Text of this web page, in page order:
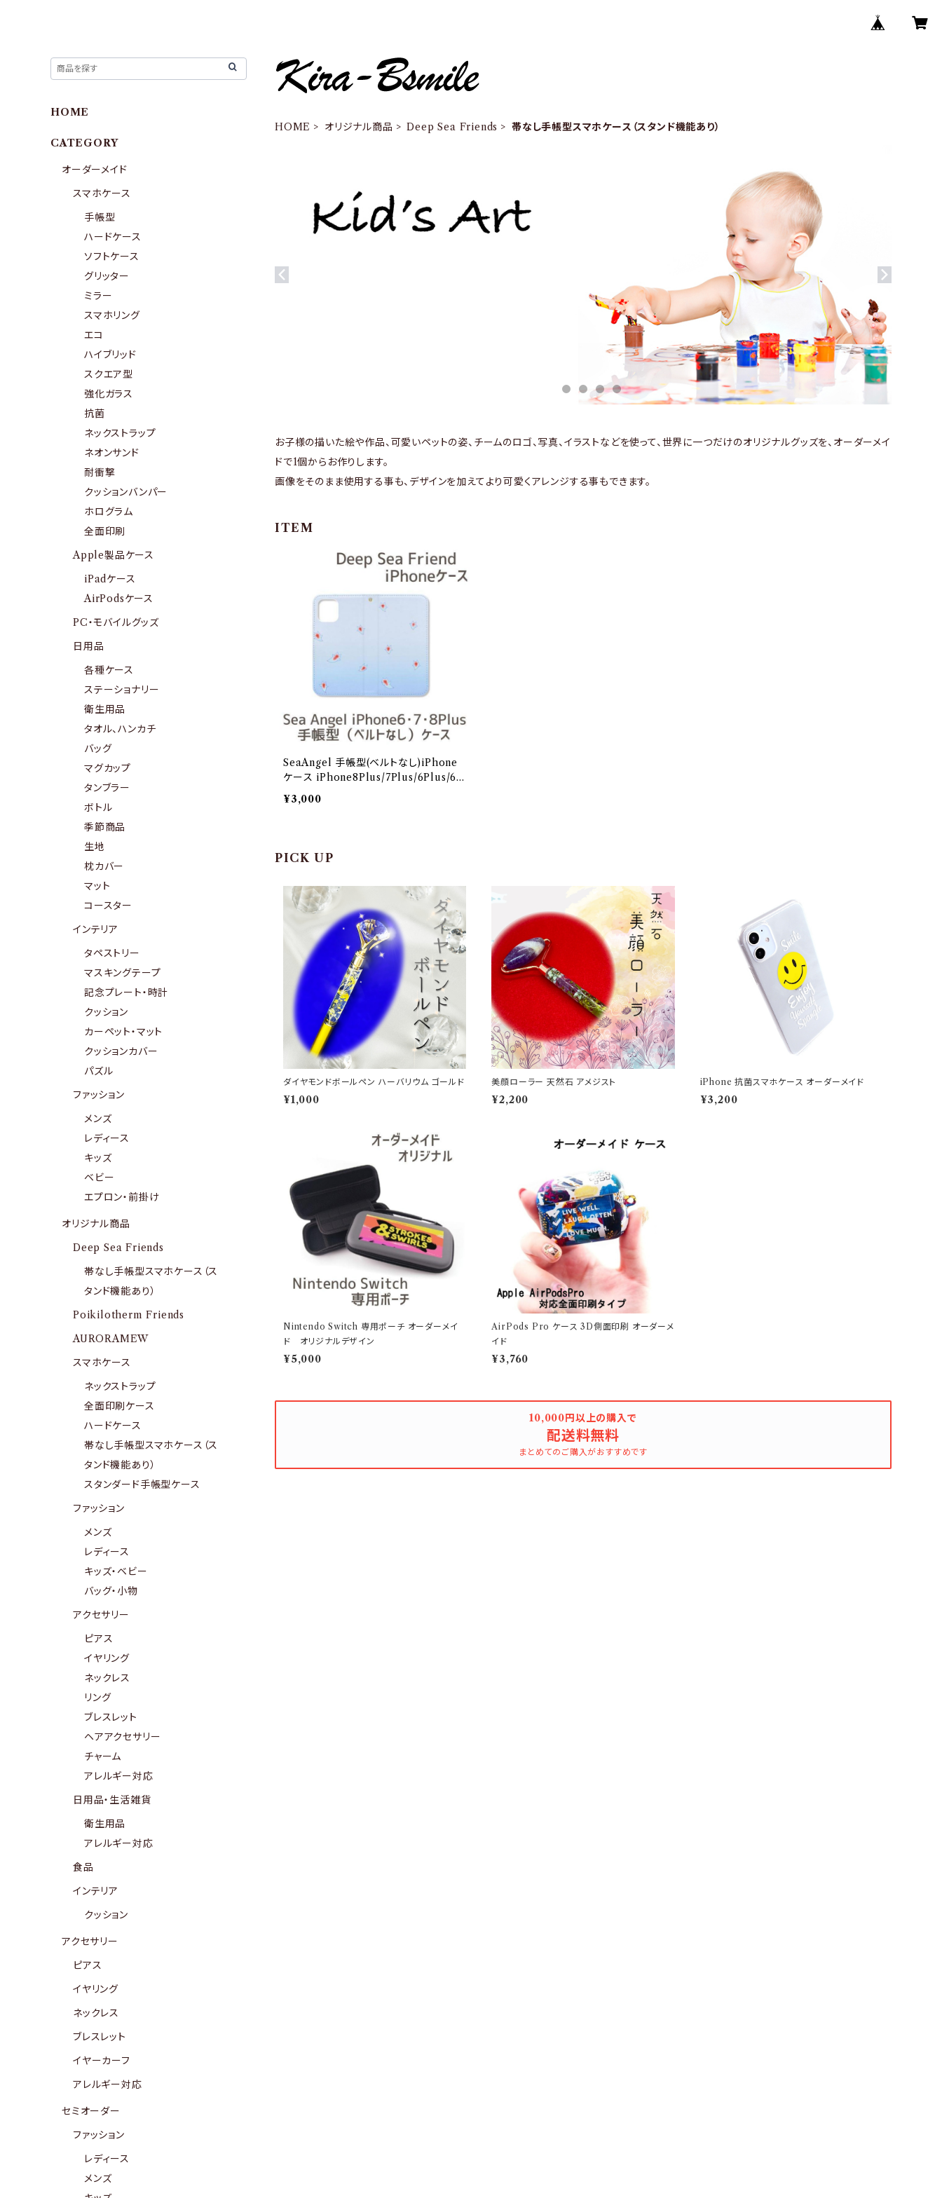
HOME オリジナル商品 Deep Sea Friends 帯なし手帳型スマホケース（スタンド機能あり）
お子様の描いた絵や作品、可愛いペットの姿、チームのロゴ、写真、イラストなどを使って、世界に一つだけのオリジナルグッズを、オーダーメイ
ドで1個からお作りします。
画像をそのまま使用する事も、デザインを加えてより可愛くアレンジする事もできます。
ITEM
SeaAngel 手帳型(ベルトなし)iPhone
ケース iPhone8Plus/7Plus/6Plus/6s
Plus 【Deep Sea Friends】
¥3,000
PICK UP
ダイヤモンドボールペン ハーバリウム ゴールド
¥1,000
美顔ローラー 天然石 アメジスト
¥2,200
iPhone 抗菌スマホケース オーダーメイド
¥3,200
Nintendo Switch 専用ポーチ オーダーメイ
ド オリジナルデザイン
¥5,000
AirPods Pro ケース 3D側面印刷 オーダーメ
イド
¥3,760
10,000円以上の購入で
配送料無料
まとめてのご購入がおすすめです
HOME
CATEGORY
オーダーメイド
スマホケース
手帳型
ハードケース
ソフトケース
グリッター
ミラー
スマホリング
エコ
ハイブリッド
スクエア型
強化ガラス
抗菌
ネックストラップ
ネオンサンド
耐衝撃
クッションバンパー
ホログラム
全面印刷
Apple製品ケース
iPadケース
AirPodsケース
PC・モバイルグッズ
日用品
各種ケース
ステーショナリー
衛生用品
タオル、ハンカチ
バッグ
マグカップ
タンブラー
ボトル
季節商品
生地
枕カバー
マット
コースター
インテリア
タペストリー
マスキングテープ
記念プレート・時計
クッション
カーペット・マット
クッションカバー
パズル
ファッション
メンズ
レディース
キッズ
ベビー
エプロン・前掛け
オリジナル商品
Deep Sea Friends
帯なし手帳型スマホケース（ス
タンド機能あり）
Poikilotherm Friends
AURORAMEW
スマホケース
ネックストラップ
全面印刷ケース
ハードケース
帯なし手帳型スマホケース（ス
タンド機能あり）
スタンダード手帳型ケース
ファッション
メンズ
レディース
キッズ・ベビー
バッグ・小物
アクセサリー
ピアス
イヤリング
ネックレス
リング
ブレスレット
ヘアアクセサリー
チャーム
アレルギー対応
日用品・生活雑貨
衛生用品
アレルギー対応
食品
インテリア
クッション
アクセサリー
ピアス
イヤリング
ネックレス
ブレスレット
イヤーカーフ
アレルギー対応
セミオーダー
ファッション
レディース
メンズ